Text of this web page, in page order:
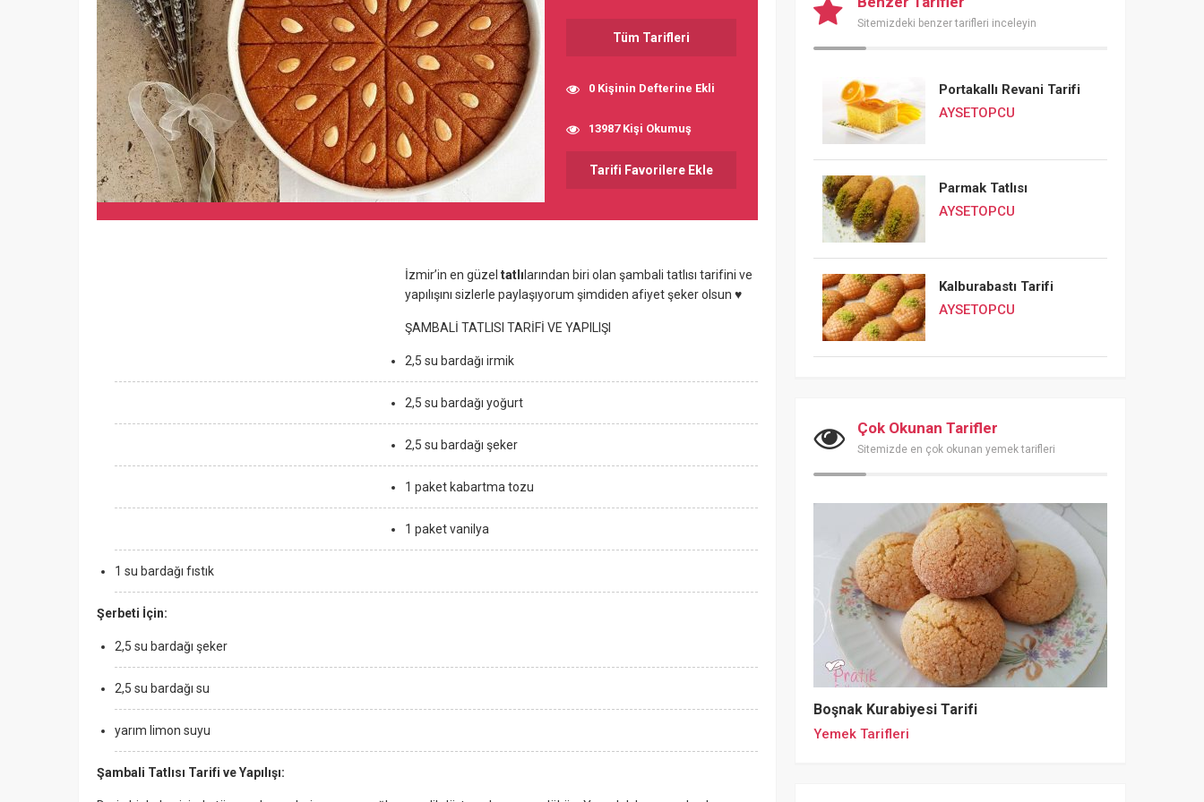
Tüm Tarifleri
0 Kişinin Defterine Ekli
13987 Kişi Okumuş
Tarifi Favorilere Ekle
İzmir’in en güzel tatlı larından biri olan şambali tatlısı tarifini ve
yapılışını sizlerle paylaşıyorum şimdiden afiyet şeker olsun ♥
ŞAMBALİ TATLISI TARİFİ VE YAPILIŞI
2,5 su bardağı irmik
2,5 su bardağı yoğurt
2,5 su bardağı şeker
1 paket kabartma tozu
1 paket vanilya
1 su bardağı fıstık
Şerbeti İçin:
2,5 su bardağı şeker
2,5 su bardağı su
yarım limon suyu
Şambali Tatlısı Tarifi ve Yapılışı:
Sitemizdeki benzer tarifleri inceleyin
Portakallı Revani Tarifi
AYSETOPCU
Parmak Tatlısı
AYSETOPCU
Kalburabastı Tarifi
AYSETOPCU
Çok Okunan Tarifler
Sitemizde en çok okunan yemek tarifleri
Boşnak Kurabiyesi Tarifi
Yemek Tarifleri